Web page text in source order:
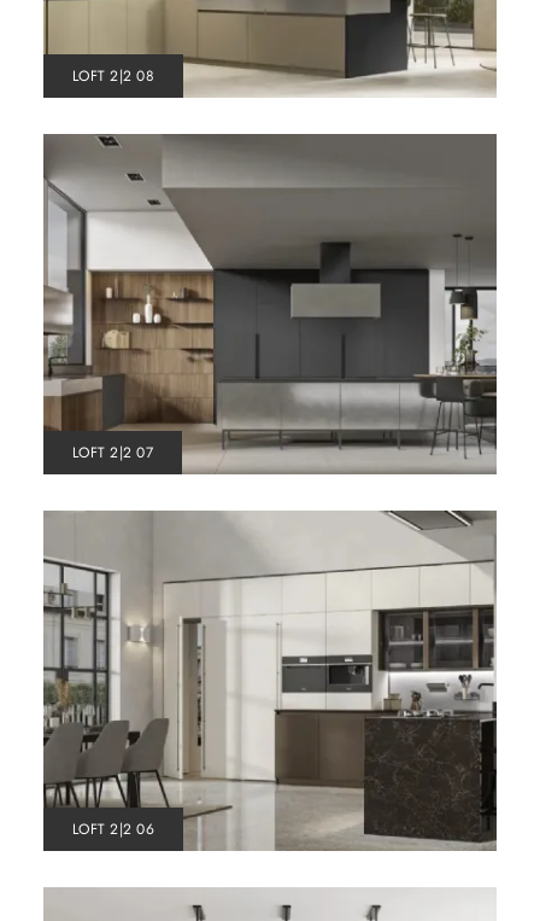
LOFT 2|2 08
LOFT 2|2 07
LOFT 2|2 06